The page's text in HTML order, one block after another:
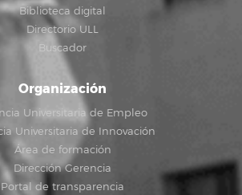
Biblioteca digital
Directorio ULL
Buscador
Organización
Universitaria de Empleo
Universitaria de Innovación
Área de formación
Dirección Gerencia
Portal de transparencia